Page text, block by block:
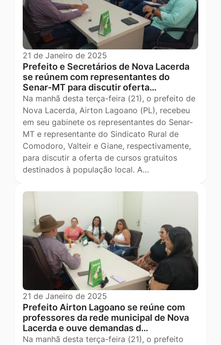
21 de Janeiro de 2025
Prefeito e Secretários de Nova Lacerda
se reúnem com representantes do
Senar-MT para discutir oferta…
Na manhã desta terça-feira (21), o prefeito de
Nova Lacerda, Airton Lagoano (PL), recebeu
em seu gabinete os representantes do Senar-
MT e representante do Sindicato Rural de
Comodoro, Valteir e Giane, respectivamente,
para discutir a oferta de cursos gratuitos
destinados à população local. A…
21 de Janeiro de 2025
Prefeito Airton Lagoano se reúne com
professores da rede municipal de Nova
Lacerda e ouve demandas d…
Na manhã desta terça-feira (21), o prefeito